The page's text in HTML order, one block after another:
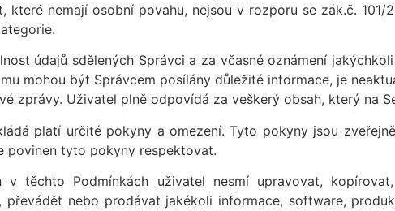
které nemají osobní povahu, nejsou v rozporu se zák.č.
údajů sdělených Správci a za včasné oznámení
mohou být Správcem posílány důležité informace, je
zprávy. Uživatel plně odpovídá za veškerý obsah, který na
platí určité pokyny a omezení. Tyto pokyny jsou
povinen tyto pokyny respektovat.
v těchto Podmínkách uživatel nesmí upravovat,
nebo prodávat jakékoli informace, software,